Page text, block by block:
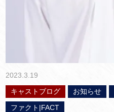
2023.3.19
キャストブログ
お知らせ
ファクト|FACT